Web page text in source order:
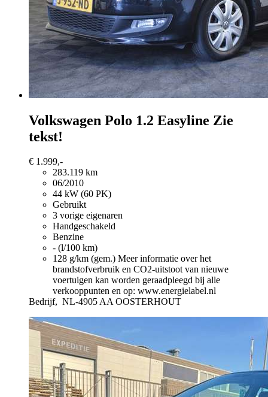
Volkswagen Polo 1.2 Easyline Zie
tekst!
€ 1.999,-
283.119 km
06/2010
44 kW (60 PK)
Gebruikt
3 vorige eigenaren
Handgeschakeld
Benzine
- (l/100 km)
128 g/km (gem.) Meer informatie over het
brandstofverbruik en CO2-uitstoot van nieuwe
voertuigen kan worden geraadpleegd bij alle
verkooppunten en op: www.energielabel.nl
Bedrijf, NL-4905 AA OOSTERHOUT